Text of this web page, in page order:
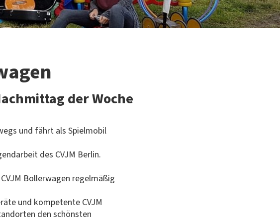
der Woche
und fährt als Spielmobil
des CVJM Berlin.
Bollerwagen regelmäßig
und kompetente CVJM
den schönsten